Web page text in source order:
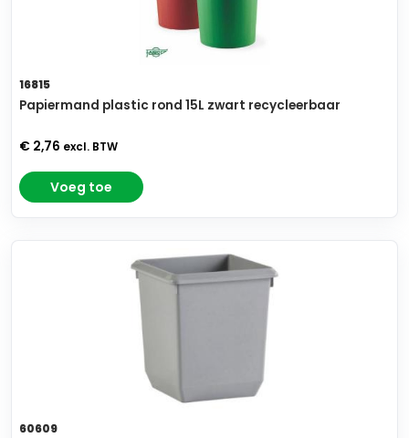
16815
Papiermand plastic rond 15L zwart recycleerbaar
€ 2,76 excl. BTW
Voeg toe
60609